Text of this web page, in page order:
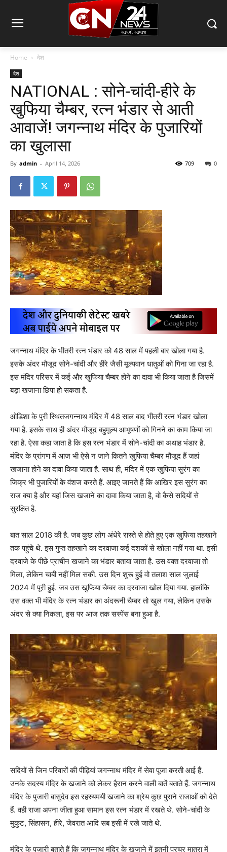
Home देश
देश
NATIONAL : सोने-चांदी-हीरे के
खुफिया चैम्बर, रत्न भंडार से आती
आवाजें! जगन्नाथ मंदिर के पुजारियों
का खुलासा
By admin - April 14, 2026 0
709
जगन्नाथ मंदिर के भीतरी रत्न भंडार को 48 साल में पहली बार खोला गया है.
इसके अंदर मौजूद सोने-चांदी और हीरे जैसी मूल्यवान धातुओं को गिना जा रहा है.
इस मंदिर परिसर में कई और खुफिया चैम्बर होने का दावा भी किया जाता है जिसमें
बड़ा खजाना छिपा हो सकता है.
ओडिशा के पुरी स्थितजगन्नाथ मंदिर में 48 साल बाद भीतरी रत्न भंडार खोला
गया है. इसके साथ ही अंदर मौजूद बहुमूल्य आभूषणों को गिनने का काम किया जा
रहा है. ऐसा कहा जाता है कि इस रत्न भंडार में सोने-चांदी का अथाह भंडार है.
मंदिर के प्रांगण में आज भी ऐसे न जाने कितने खुफिया चैम्बर मौजूद हैं जहां
खजाना होने का दावा किया जाता है. साथ ही, मंदिर में एक खुफिया सुरंग का
जिक्र भी पुजारियों के वंशज करते हैं. आइए जानते हैं कि आखिर इस सुरंग का
राज क्या है और यहां जिस खजाने का दावा किया जाता है, वो कैसे सदियों से
सुरक्षित है.
बात साल 2018 की है. जब कुछ लोग अंधेरे रास्ते से होते हुए एक खुफिया तहखाने
तक पहुंचे थे. इस गुप्त तहखाने का दरवाजा कई दशकों से खोला नहीं गया था. इसी
दरवाजे के पीछे प्राचीन खजाने का भंडार बताया जाता है. उस वक्त दरवाजा तो
मिला, लेकिन चाबी नहीं मिल सकी. उस दिन शुरू हुई वो तलाश साल जुलाई
2024 में पूरी हुई. जब उस खुफिया चैम्बर का दरवाजा खोल दिया गया. हालांकि
उस वक्त भी मंदिर के रत्न भंडार का अंदरूनी चैम्बर तो खुल गया, लेकिन उसके
अंदर से क्या निकला, इस पर आज तक सस्पेंस बना हुआ है.
सदियों से जिन परिवारों की पीढ़ियां जगन्नाथ मंदिर में सेवा पूजा करती आई हैं.
उनके सदस्य मंदिर के खजाने को लेकर हैरान करने वाली बातें बताते हैं. जगन्नाथ
मंदिर के पुजारी बासुदेव इस रहस्यमयी खजाने का श्रेय कुछ पुराने राजाओं को देते
हैं. वही राजा अपना जीता हुआ सामान इस रत्न भंडार में रखते थे. सोने-चांदी के
मुकुट, सिंहासन, हीरे, जेवरात आदि सब इसी में रखे जाते थे.
मंदिर के पुजारी बताते हैं कि जगन्नाथ मंदिर के खजाने में इतनी प्रचुर मात्रा में